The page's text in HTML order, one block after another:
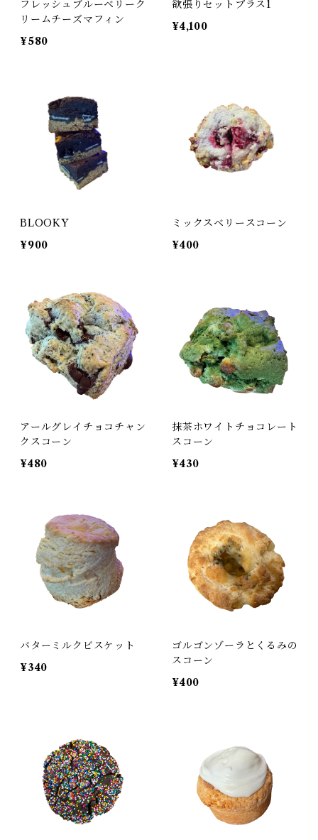
フレッシュブルーベリーク
リームチーズマフィン
¥580
欲張りセットプラス1
¥4,100
BLOOKY
¥900
ミックスベリースコーン
¥400
アールグレイチョコチャン
クスコーン
¥480
抹茶ホワイトチョコレート
スコーン
¥430
バターミルクビスケット
¥340
ゴルゴンゾーラとくるみの
スコーン
¥400